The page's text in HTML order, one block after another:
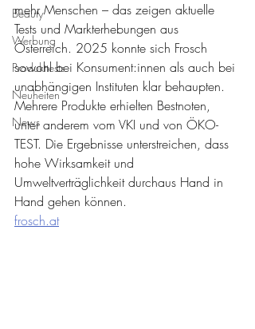
Beauty
Werbung
Produkttests
Neuheiten
News
mehr Menschen – das zeigen aktuelle
Tests und Markterhebungen aus
Österreich. 2025 konnte sich Frosch
sowohl bei Konsument:innen als auch bei
unabhängigen Instituten klar behaupten.
Mehrere Produkte erhielten Bestnoten,
unter anderem vom VKI und von ÖKO-
TEST. Die Ergebnisse unterstreichen, dass
hohe Wirksamkeit und
Umweltverträglichkeit durchaus Hand in
Hand gehen können.
frosch.at